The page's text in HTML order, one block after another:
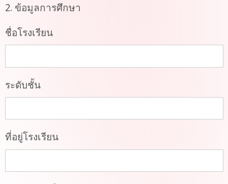
2. ข้อมูลการศึกษา
ชื่อโรงเรียน
ระดับชั้น
ที่อยู่โรงเรียน